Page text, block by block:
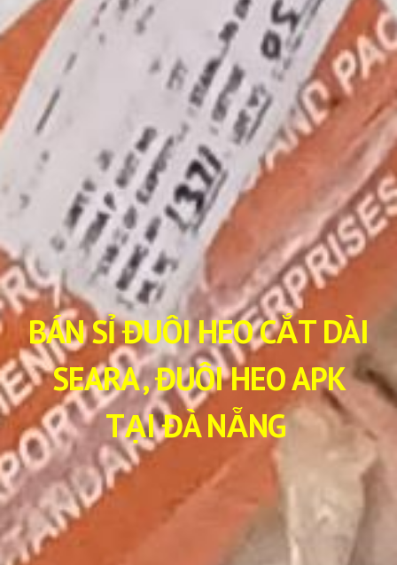
BÁN SỈ ĐUÔI HEO CẮT DÀI
SEARA , ĐUÔI HEO APK
TẠI ĐÀ NẴNG